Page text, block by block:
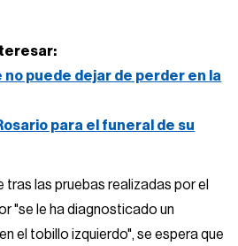
no puede dejar de perder en la
para el funeral de su
tras las pruebas realizadas por el
"se le ha diagnosticado un
el tobillo izquierdo", se espera que